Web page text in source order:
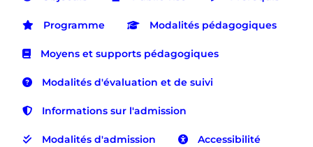
Programme Modalités pédagogiques
Moyens et supports pédagogiques
Modalités d'évaluation et de suivi
Informations sur l'admission
Modalités d'admission Accessibilité